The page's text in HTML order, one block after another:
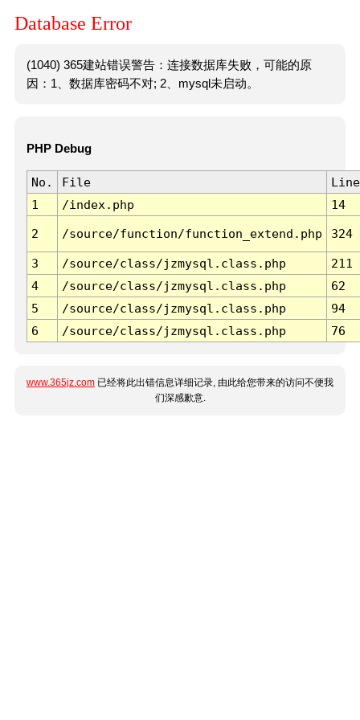
Database Error
(1040) 365建站错误警告：连接数据库失败，可能的原
因：1、数据库密码不对; 2、mysql未启动。
PHP Debug
No. File
Line
1
/index.php 14
2 /source/function/function_extend.php 324
3 /source/class/jzmysql.class.php
211
4
/source/class/jzmysql.class.php
62
5
/source/class/jzmysql.class.php
94
6
/source/class/jzmysql.class.php 76
www.365jz.com 已经将此出错信息详细记录, 由此给您带来的访问不便我
们深感歉意.